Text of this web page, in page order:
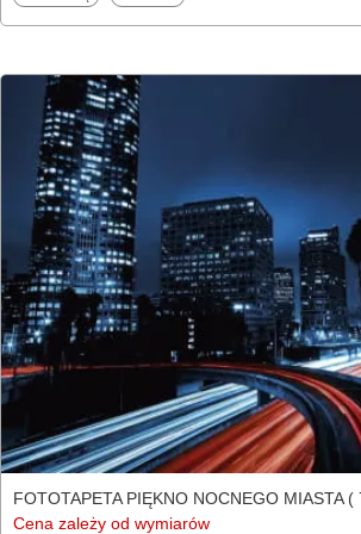
FOTOTAPETA PIĘKNO NOCNEGO MIASTA (
Cena zależy od wymiarów